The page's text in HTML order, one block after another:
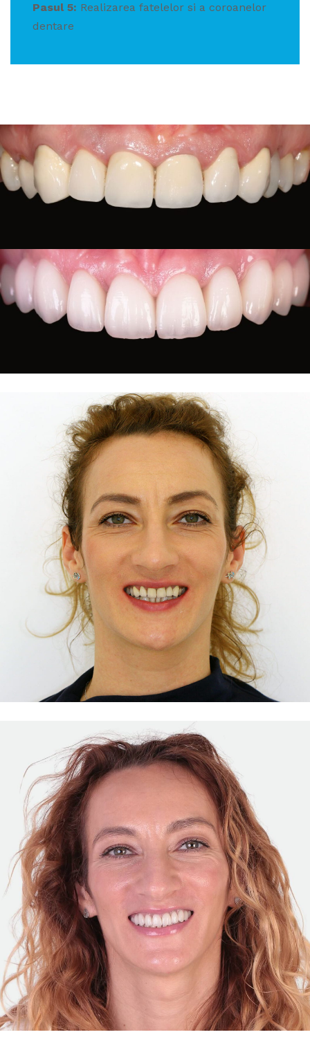
Pasul 5: Realizarea fatelelor si a coroanelor
dentare